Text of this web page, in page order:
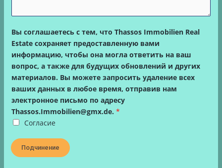
Вы соглашаетесь с тем, что Thassos Immobilien Real
Estate сохраняет предоставленную вами
информацию, чтобы она могла ответить на ваш
вопрос, а также для будущих обновлений и других
материалов. Вы можете запросить удаление всех
ваших данных в любое время, отправив нам
электронное письмо по адресу
Thassos.Immobilien@gmx.de.*
Согласие
Подчинение